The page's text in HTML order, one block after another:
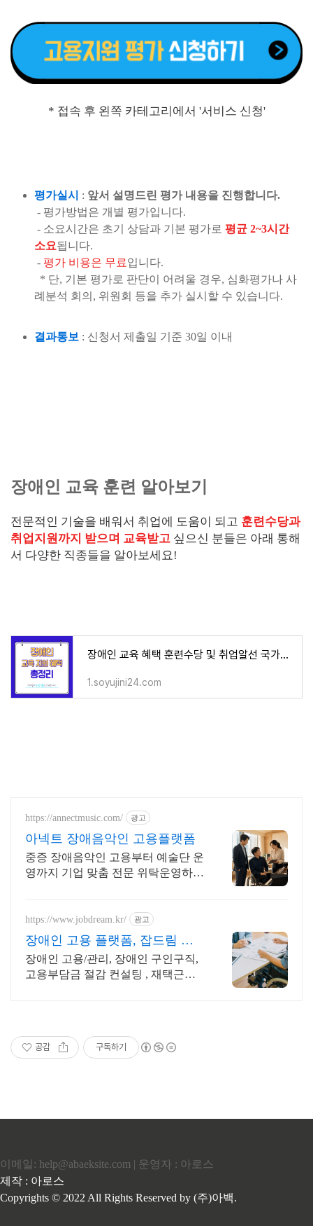
* 접속 후 왼쪽 카테고리에서 '서비스 신청'
평가실시 : 앞서 설명드린 평가 내용을 진행합니다.
- 평가방법은 개별 평가입니다.
- 소요시간은 초기 상담과 기본 평가로 평균 2~3시간
소요됩니다.
- 평가 비용은 무료입니다.
* 단, 기본 평가로 판단이 어려울 경우, 심화평가나 사
례분석 회의, 위원회 등을 추가 실시할 수 있습니다.
결과통보 : 신청서 제출일 기준 30일 이내
장애인 교육 훈련 알아보기
전문적인 기술을 배워서 취업에 도움이 되고 훈련수당과
취업지원까지 받으며 교육받고 싶으신 분들은 아래 통해
서 다양한 직종들을 알아보세요!
장애인 교육 혜택 훈련수당 및 취업알선 국가지원 (융복합훈련)
1.soyujini24.com
https://annectmusic.com/ 광고
아넥트 장애음악인 고용플랫폼
중증 장애음악인 고용부터 예술단 운
영까지 기업 맞춤 전문 위탁운영하는
https://www.jobdream.kr/ 광고
장애인 고용 플랫폼, 잡드림 장
애인재택근무 채용부터 관리
장애인 고용/관리, 장애인 구인구직,
고용부담금 절감 컨설팅 , 재택근로
공감 구독하기
이메일: help@abaeksite.com | 운영자 : 아로스
제작 : 아로스
Copyrights © 2022 All Rights Reserved by (주)아백.